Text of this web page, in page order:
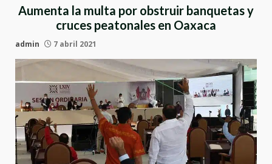
Aumenta la multa por obstruir banquetas y
cruces peatonales en Oaxaca
admin 7 abril 2021